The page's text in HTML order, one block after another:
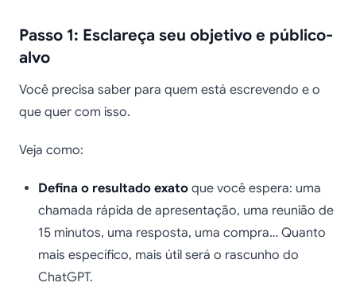
Passo 1: Esclareça seu objetivo e público-
alvo
Você precisa saber para quem está escrevendo e o
que quer com isso.
Veja como:
Defina o resultado exato que você espera: uma
chamada rápida de apresentação, uma reunião de
15 minutos, uma resposta, uma compra… Quanto
mais específico, mais útil será o rascunho do
ChatGPT.